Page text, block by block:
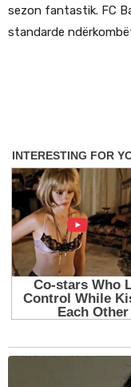
sezon fantastik. FC
standarde